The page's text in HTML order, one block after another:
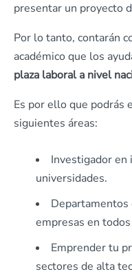
presentar un proyecto
Por lo tanto, contarán
académico que los
plaza laboral a nivel
Es por ello que podrás
siguientes áreas:
Investigador
universidades.
empresas en
Emprender tu
sectores de alta